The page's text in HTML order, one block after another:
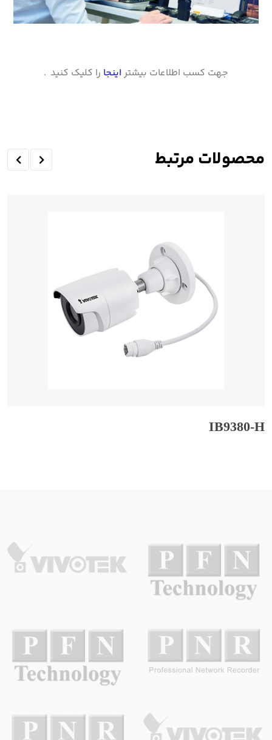
جهت کسب اطلاعات بیشتر اینجا را کلیک کنید .
محصولات مرتبط
IB9380-H